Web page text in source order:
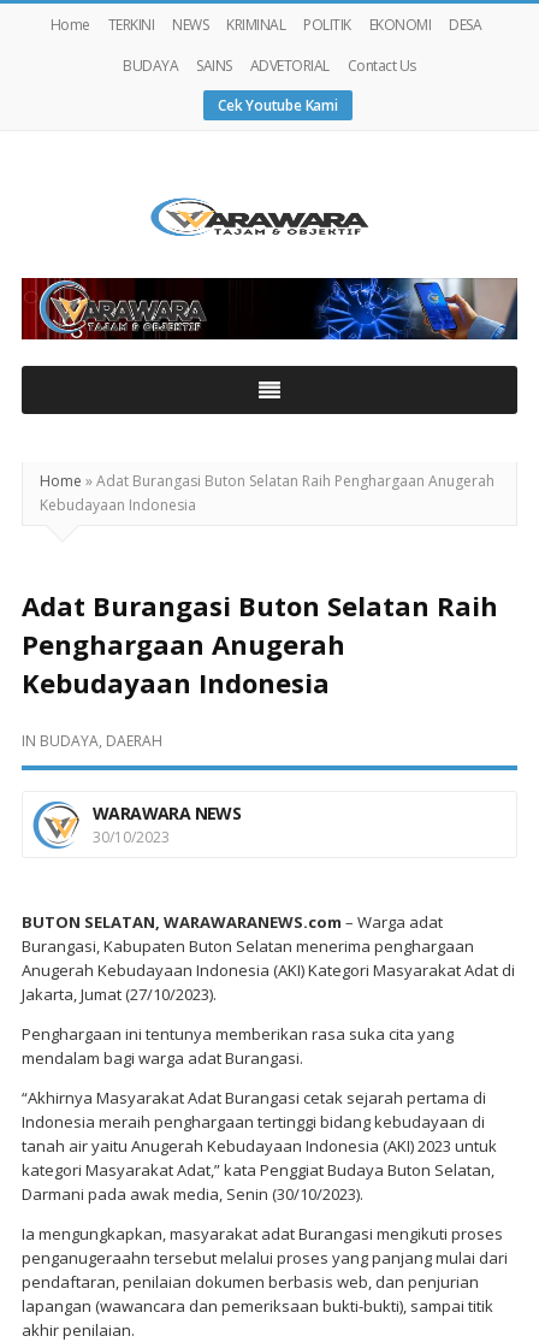
Home TERKINI NEWS KRIMINAL POLITIK EKONOMI
DESA
BUDAYA
SAINS ADVETORIAL
Contact Us
Cek Youtube Kami
Home »Adat Burangasi Buton Selatan Raih Penghargaan Anugerah
Kebudayaan Indonesia
Adat Burangasi Buton Selatan Raih
Penghargaan Anugerah
Kebudayaan Indonesia
IN BUDAYA, DAERAH
WARAWARA NEWS
30/10/2023
BUTON SELATAN, WARAWARANEWS.com – Warga adat
Burangasi, Kabupaten Buton Selatan menerima penghargaan
Anugerah Kebudayaan Indonesia (AKI) Kategori Masyarakat Adat di
Jakarta, Jumat (27/10/2023).
Penghargaan ini tentunya memberikan rasa suka cita yang
mendalam bagi warga adat Burangasi.
“Akhirnya Masyarakat Adat Burangasi cetak sejarah pertama di
Indonesia meraih penghargaan tertinggi bidang kebudayaan di
tanah air yaitu Anugerah Kebudayaan Indonesia (AKI) 2023 untuk
kategori Masyarakat Adat,” kata Penggiat Budaya Buton Selatan,
Darmani pada awak media, Senin (30/10/2023).
Ia mengungkapkan, masyarakat adat Burangasi mengikuti proses
penganugeraahn tersebut melalui proses yang panjang mulai dari
pendaftaran, penilaian dokumen berbasis web, dan penjurian
lapangan (wawancara dan pemeriksaan bukti-bukti), sampai titik
akhir penilaian.